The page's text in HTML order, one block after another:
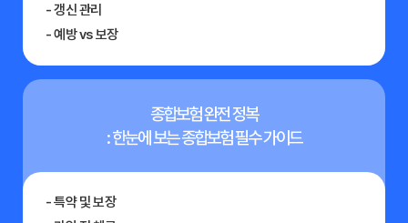
- 갱신 관리
- 예방 vs 보장
종합보험 완전 정복
: 한눈에 보는 종합보험 필수 가이드
- 특약 및 보장